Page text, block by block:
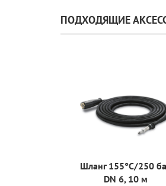
ПОДХОДЯЩИЕ
Шланг 155°C/250
DN 6, 10 м